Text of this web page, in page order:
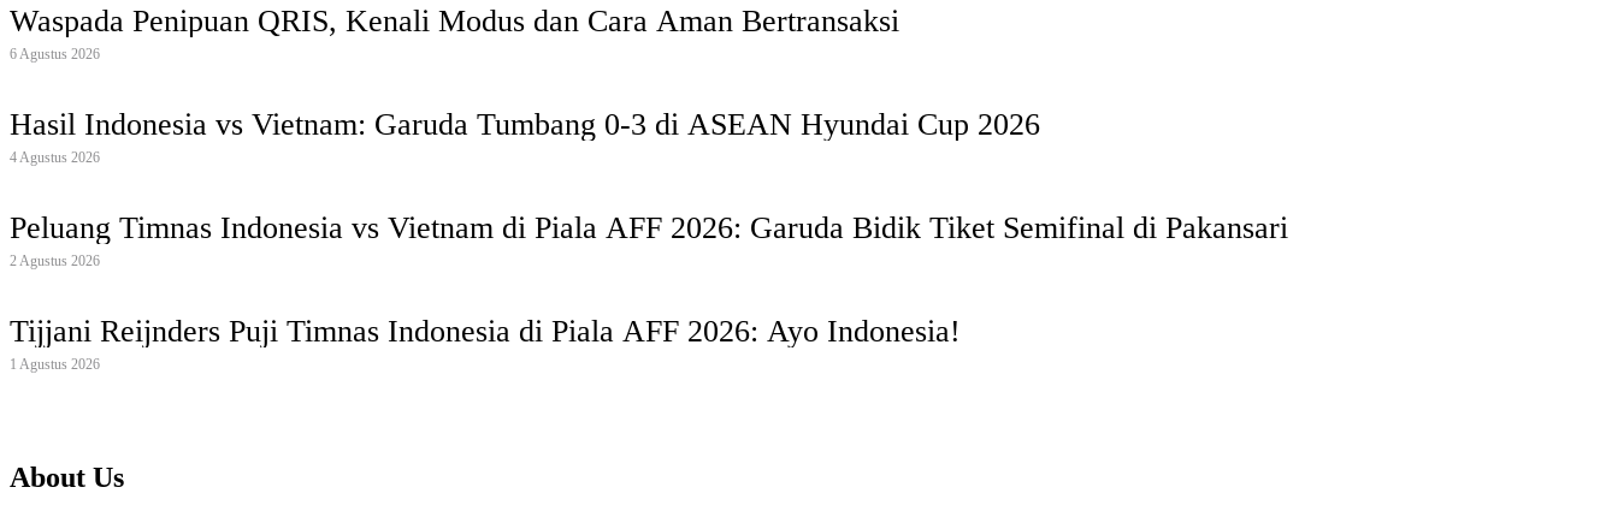
Waspada Penipuan QRIS, Kenali Modus dan Cara Aman Bertransaksi
6 Agustus 2026
Hasil Indonesia vs Vietnam: Garuda Tumbang 0-3 di ASEAN Hyundai Cup 2026
4 Agustus 2026
Peluang Timnas Indonesia vs Vietnam di Piala AFF 2026: Garuda Bidik Tiket Semifinal di Pakansari
2 Agustus 2026
Tijjani Reijnders Puji Timnas Indonesia di Piala AFF 2026: Ayo Indonesia!
1 Agustus 2026
About Us